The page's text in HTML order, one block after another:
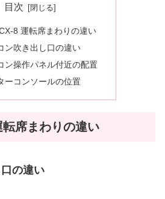
目次
8 運転席まわりの違い
ン吹き出し口の違い
ン操作パネル付近の配置
ーコンソールの位置
席まわりの違い
の違い